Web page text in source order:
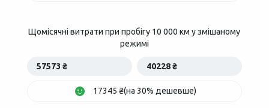
Щомісячні витрати при пробігу 10 000 км у змішаному
режимі
57573 ₴ 40228 ₴
17345 ₴(на 30% дешевше)